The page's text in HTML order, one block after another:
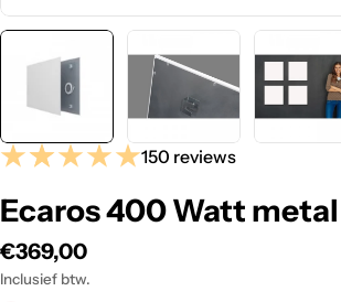
150 reviews
Ecaros 400 Watt
Normale
prijs
€369,00
Inclusief btw.